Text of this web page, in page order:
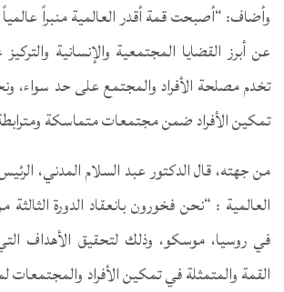
وأضاف: “أصبحت قمة أقدر العالمية منبراً
عن أبرز القضايا المجتمعية والإنسانية
تخدم مصلحة الأفراد والمجتمع على حد سواء،
تمكين الأفراد ضمن مجتمعات متماسكة ومترابطة
من جهته، قال الدكتور عبد السلام المدني،
العالمية : “نحن فخورون بانعقاد الدورة الثالثة
في روسيا، موسكو، وذلك لتحقيق الأهداف
القمة والمتمثلة في تمكين الأفراد والمجتمعات